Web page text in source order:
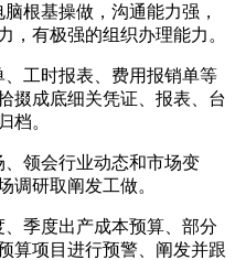
根基操做，沟通能力强，
，有极强的组织办理能力。
工时报表、费用报销单等
掇成底细关凭证、报表、台
档。
领会行业动态和市场变
调研取阐发工做。
季度出产成本预算、部分
算项目进行预警、阐发并跟